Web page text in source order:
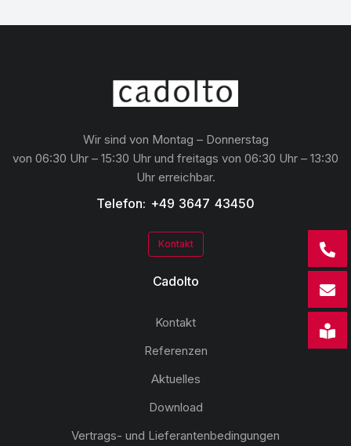
Wir sind von Montag – Donnerstag
von 06:30 Uhr – 15:30 Uhr und freitags von 06:30 Uhr – 13:30
Uhr erreichbar.
Telefon: +49 3647 43450
Kontakt
Cadolto
Kontakt
Referenzen
Aktuelles
Download
Vertrags- und Lieferantenbedingungen